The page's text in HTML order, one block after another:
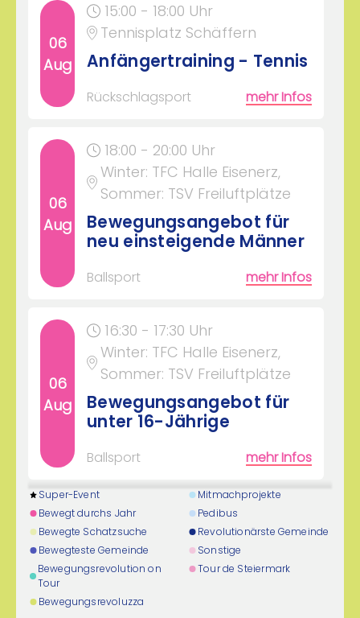
06
Aug
15:00 - 18:00 Uhr
Tennisplatz Schäffern
Anfängertraining - Tennis
Rückschlagsport mehr Infos
06
Aug
18:00 - 20:00 Uhr
Winter: TFC Halle Eisenerz,
Sommer: TSV Freiluftplätze
Bewegungsangebot für
neu einsteigende Männer
Ballsport mehr Infos
06
Aug
16:30 - 17:30 Uhr
Winter: TFC Halle Eisenerz,
Sommer: TSV Freiluftplätze
Bewegungsangebot für
unter 16-Jährige
Ballsport mehr Infos
06
Aug
16:00 - 17:30 Uhr
Trainingsplatz bzw.
Veranstaltungshalle
Lieboch
Fit durch Bewegung für
Super-Event
Bewegt durchs Jahr
Bewegte Schatzsuche
Bewegteste Gemeinde
Bewegungsrevolution on
Tour
Bewegungsrevoluzza
Mitmachprojekte
Pedibus
Revolutionärste Gemeinde
Sonstige
Tour de Steiermark